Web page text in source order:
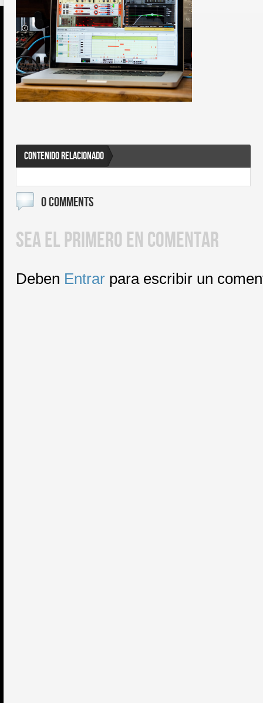
CONTENIDO RELACIONADO
0 COMMENTS
SEA EL PRIMERO EN COMENTAR
Deben Entrar para escribir un